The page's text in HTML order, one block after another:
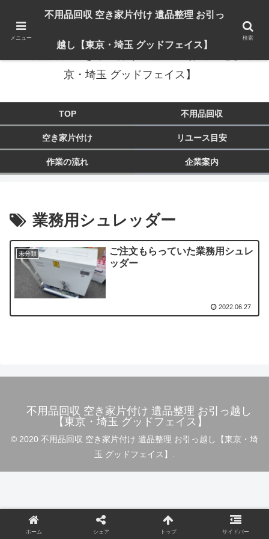
出張対応エリア：埼玉県 入間市 狭山市 飯能市 所沢市 川越市 日高市 鶴ヶ島市
京・埼玉 グッドフェイス】
TOP 不用品回収
空き家片付け リユース目安
作業の流れ 企業案内
業務用シュレッダー
未分類
ご注文もらっていた業務用シュレ
ッダー
2022.06.27
不用品回収 空き家片付け 遺品整理 お引っ越し
【東京・埼玉 グッドフェイス】
© 2020 不用品回収 空き家片付け 遺品整理 お引っ越し【東京・埼
玉 グッドフェイス】.
メニュー
不用品回収 空き家片付け 遺品整理 お引っ
越し【東京・埼玉 グッドフェイス】
検索
ホーム シェア トップ サイドバー